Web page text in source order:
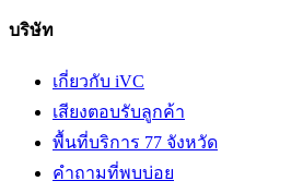
บริษัท
เกี่ยวกับ iVC
เสียงตอบรับลูกค้า
พื้นที่บริการ 77 จังหวัด
คำถามที่พบบ่อย